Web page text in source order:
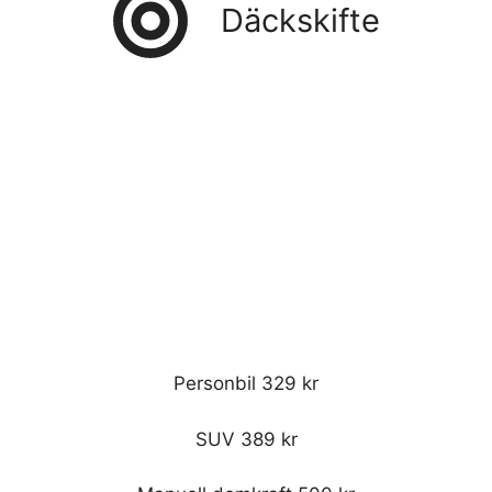
Däckskifte
Personbil 329 kr
SUV 389 kr